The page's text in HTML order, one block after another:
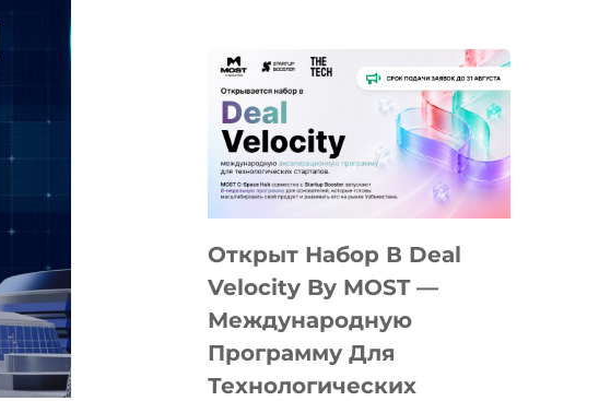
АЛМАТЫ:
YOUTH
CAMP
ДАЛ
ПОДРОСТКАМ
БИЛЕТ
IT-
ПРЕДПРИНИМАТЕЛЬСТВО
Открыт Набор В Deal
Velocity By MOST —
Международную
Программу Для
Технологических